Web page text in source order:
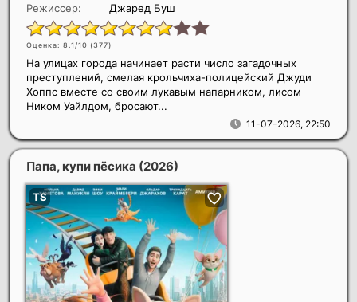
Режиссер:
Джаред Буш
Оценка: 8.1/10 (377)
11-07-2026, 22:50
На улицах города начинает расти число загадочных
преступлений, смелая крольчиха-полицейский Джуди
Хоппс вместе со своим лукавым напарником, лисом
Ником Уайлдом, бросают...
Папа, купи пёсика (2026)